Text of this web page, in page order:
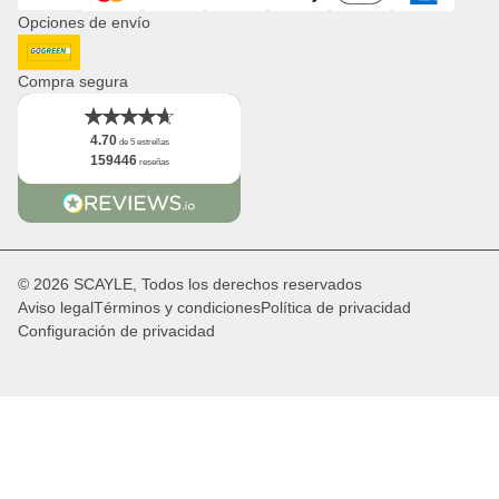
Newsletter
Logo
Hechos
Opciones de envío
DHL GoGreen
Compra segura
4.70de 5 estrellas
159446reseñas
© 2026 SCAYLE, Todos los derechos reservados
Aviso legalTérminos y condicionesPolítica de privacidad
Configuración de privacidad